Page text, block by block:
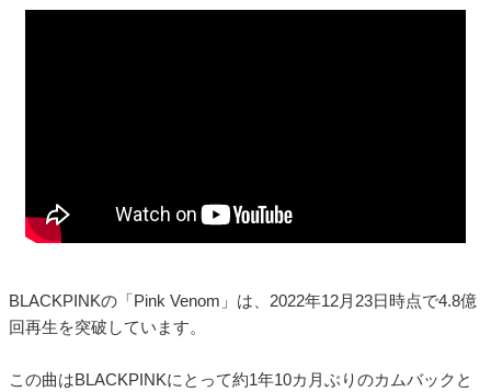
BLACKPINKの「Pink Venom」は、2022年12月23日時点で4.8億
回再生を突破しています。
この曲はBLACKPINKにとって約1年10カ月ぶりのカムバックと